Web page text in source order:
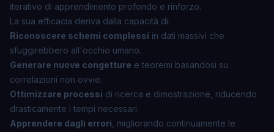
iterativo di apprendimento profondo e rinforzo.
La sua efficacia deriva dalla capacità di:
Riconoscere schemi complessi in dati massivi che
sfuggirebbero all'occhio umano.
Generare nuove congetture e teoremi basandosi su
correlazioni non ovvie.
Ottimizzare processi di ricerca e dimostrazione, riducendo
drasticamente i tempi necessari.
Apprendere dagli errori , migliorando continuamente le